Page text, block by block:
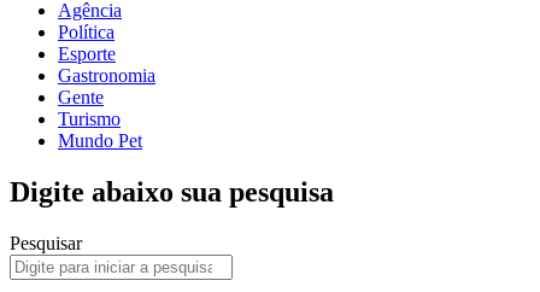
Agência
Política
Esporte
Gastronomia
Gente
Turismo
Mundo Pet
Digite abaixo sua pesquisa
Pesquisar